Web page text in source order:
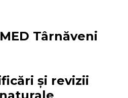
Târnăveni
și revizii